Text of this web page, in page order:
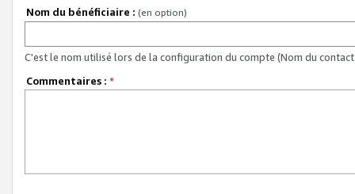
Nom du bénéficiaire : (en option)
C'est le nom utilisé lors de la configuration du compte (Nom du
Commentaires : *